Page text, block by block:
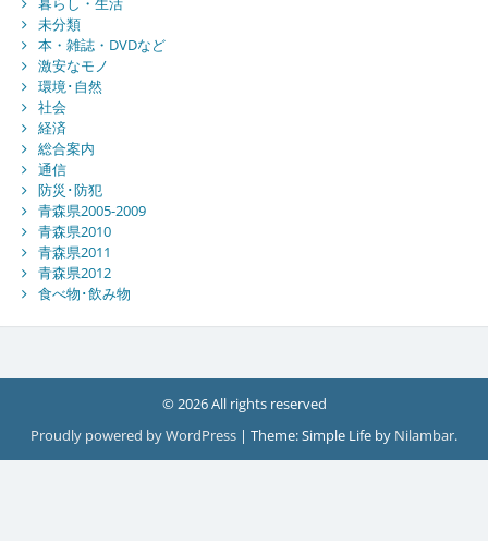
未分類
本・雑誌・DVDなど
激安なモノ
環境･自然
社会
経済
総合案内
通信
防災･防犯
青森県2005-2009
青森県2010
青森県2011
青森県2012
食べ物･飲み物
© 2026 All rights reserved
Proudly powered by WordPress | Theme: Simple Life by Nilambar.